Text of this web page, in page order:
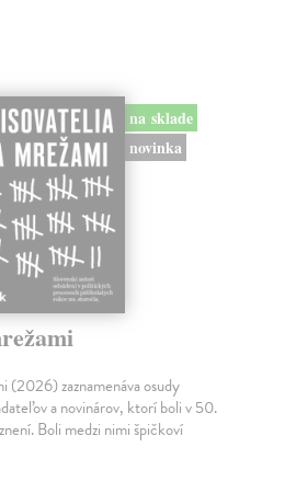
na sklade
novinka
(2026) zaznamenáva osudy
a novinárov, ktorí boli v 50.
Boli medzi nimi špičkoví